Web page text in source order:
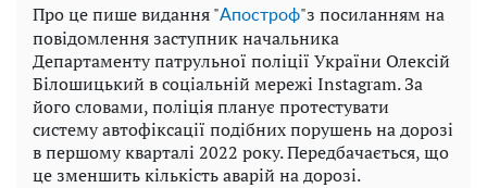
Про це пише видання "Апостроф"з посиланням на
повідомлення заступник начальника
Департаменту патрульної поліції України Олексій
Білошицький в соціальній мережі Instagram. За
його словами, поліція планує протестувати
систему автофіксації подібних порушень на дорозі
в першому кварталі 2022 року. Передбачається, що
це зменшить кількість аварій на дорозі.